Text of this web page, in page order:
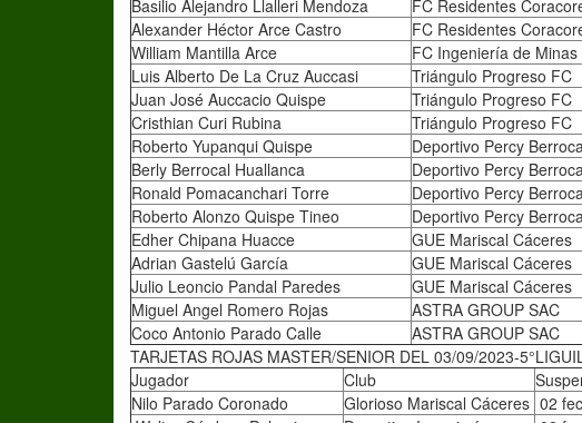
Basilio Alejandro Llalleri Mendoza
FC Residentes
Alexander Héctor Arce Castro
FC Residentes
William Mantilla Arce
FC Ingeniería de Minas
Luis Alberto De La Cruz Auccasi
Triángulo Progreso FC
Juan José Auccacio Quispe
Triángulo Progreso FC
Cristhian Curi Rubina
Triángulo Progreso FC
Roberto Yupanqui Quispe
Deportivo Percy
Berly Berrocal Huallanca
Deportivo Percy
Ronald Pomacanchari Torre
Deportivo Percy
Roberto Alonzo Quispe Tineo
Deportivo Percy
Edher Chipana Huacce
GUE Mariscal Cáceres
Adrian Gastelú García
GUE Mariscal Cáceres
Julio Leoncio Pandal Paredes
GUE Mariscal Cáceres
Miguel Angel Romero Rojas
ASTRA GROUP SAC
Coco Antonio Parado Calle
ASTRA GROUP SAC
TARJETAS ROJAS MASTER/SENIOR DEL 03/09/2023-
Jugador
Club
Nilo Parado Coronado
Glorioso Mariscal Cáceres 02